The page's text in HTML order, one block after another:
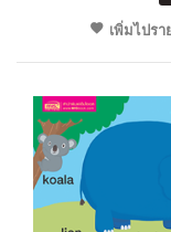
เพิ่มไปรา